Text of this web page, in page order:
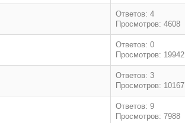
Ответов: 4
Просмотров: 4608
Ответов: 0
Просмотров: 19942
Ответов: 3
Просмотров: 10167
Ответов: 9
Просмотров: 7988